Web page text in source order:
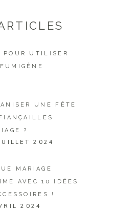
POUR UTILISER
UNE FÊTE
?
2024
MARIAGE
AVEC 10 IDÉES
!
2024